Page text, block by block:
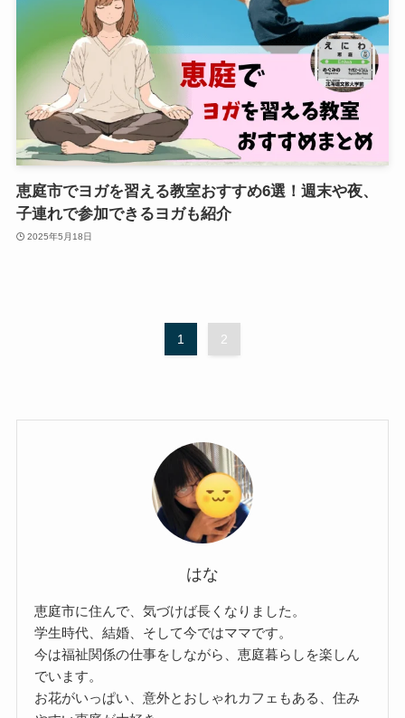
恵庭市でヨガを習える教室おすすめ6選！週末や夜、
子連れで参加できるヨガも紹介
2025年5月18日
1 2
はな
恵庭市に住んで、気づけば長くなりました。
学生時代、結婚、そして今ではママです。
今は福祉関係の仕事をしながら、恵庭暮らしを楽しん
でいます。
お花がいっぱい、意外とおしゃれカフェもある、住み